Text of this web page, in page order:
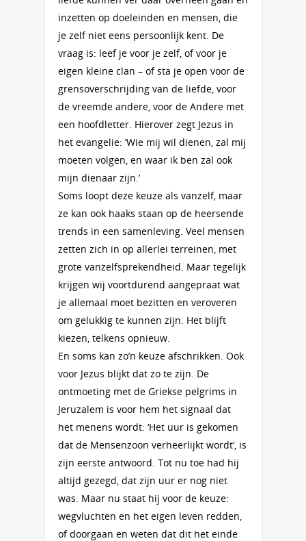
inzetten op doeleinden en mensen, die
je zelf niet eens persoonlijk kent. De
vraag is: leef je voor je zelf, of voor je
eigen kleine clan – of sta je open voor de
grensoverschrijding van de liefde, voor
de vreemde andere, voor de Andere met
een hoofdletter. Hierover zegt Jezus in
het evangelie: ‘Wie mij wil dienen, zal mij
moeten volgen, en waar ik ben zal ook
mijn dienaar zijn.’
Soms loopt deze keuze als vanzelf, maar
ze kan ook haaks staan op de heersende
trends in een samenleving. Veel mensen
zetten zich in op allerlei terreinen, met
grote vanzelfsprekendheid. Maar tegelijk
krijgen wij voortdurend aangepraat wat
je allemaal moet bezitten en veroveren
om gelukkig te kunnen zijn. Het blijft
kiezen, telkens opnieuw.
En soms kan zo’n keuze afschrikken. Ook
voor Jezus blijkt dat zo te zijn. De
ontmoeting met de Griekse pelgrims in
Jeruzalem is voor hem het signaal dat
het menens wordt: ‘Het uur is gekomen
dat de Mensenzoon verheerlijkt wordt’, is
zijn eerste antwoord. Tot nu toe had hij
altijd gezegd, dat zijn uur er nog niet
was. Maar nu staat hij voor de keuze:
wegvluchten en het eigen leven redden,
of doorgaan en weten dat dit het einde